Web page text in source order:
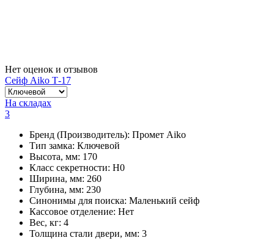
Нет оценок и отзывов
Сейф Aiko Т-17
На складах
3
Бренд (Производитель): Промет Aiko
Тип замка: Ключевой
Высота, мм: 170
Класс секретности: H0
Ширина, мм: 260
Глубина, мм: 230
Синонимы для поиска: Маленький сейф
Кассовое отделение: Нет
Вес, кг: 4
Толщина стали двери, мм: 3